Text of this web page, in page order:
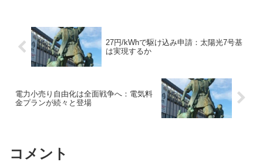
27円/kWhで駆け込み申請：太陽光7号基
は実現するか
電力小売り自由化は全面戦争へ：電気料
金プランが続々と登場
コメント